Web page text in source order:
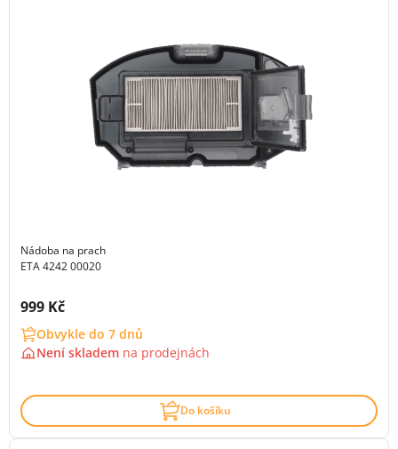
Nádoba na prach
ETA 4242 00020
Cena s DPH:
999 Kč
Obvykle do 7 dnů
Není skladem na prodejnách
Do košíku